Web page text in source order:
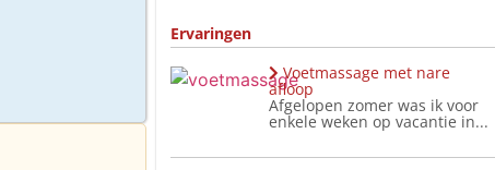
Ervaringen
Voetmassage met nare
afloop
Afgelopen zomer was ik voor
enkele weken op vacantie in...